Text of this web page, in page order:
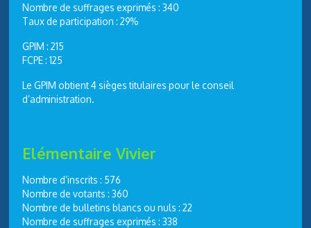
Nombre de suffrages exprimés : 340
Taux de participation : 29%
GPIM : 215
FCPE : 125
Le GPIM obtient 4 sièges titulaires pour le conseil
d’administration.
Elémentaire Vivier
Nombre d’inscrits : 576
Nombre de votants : 360
Nombre de bulletins blancs ou nuls : 22
Nombre de suffrages exprimés : 338